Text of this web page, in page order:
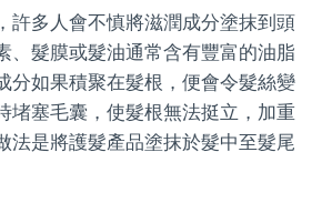
許多人會不慎將滋潤成分塗抹到頭
、髮膜或髮油通常含有豐富的油脂
分如果積聚在髮根，便會令髮絲變
堵塞毛囊，使髮根無法挺立，加重
法是將護髮產品塗抹於髮中至髮尾